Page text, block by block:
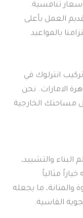
تنافسية.
العمل بأعلى
بالمواعيد
انترلوك في
الامارات. نحن
مساحتك الخارجية
البناء والتشييد،
مثالياً
والمتانة، ما يجعله
القاسية.